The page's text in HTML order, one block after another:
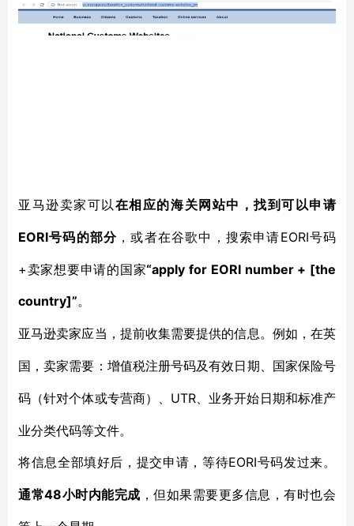
亚马逊卖家可以 在相应的海关网站中，找到可以申请
EORI号码的部分 ，或者在谷歌中，搜索申请EORI号码
+卖家想要申请的国家“apply for EORI number + [the
country]”。
亚马逊卖家应当，提前收集需要提供的信息。例如，在英
国，卖家需要：增值税注册号码及有效日期、国家保险号
码（针对个体或专营商）、 UTR、业务开始日期和标准产
业分类代码等文件。
将信息全部填好后，提交申请，等待EORI号码发过来。
通常48小时内能完成 ，但如果需要更多信息，有时也会